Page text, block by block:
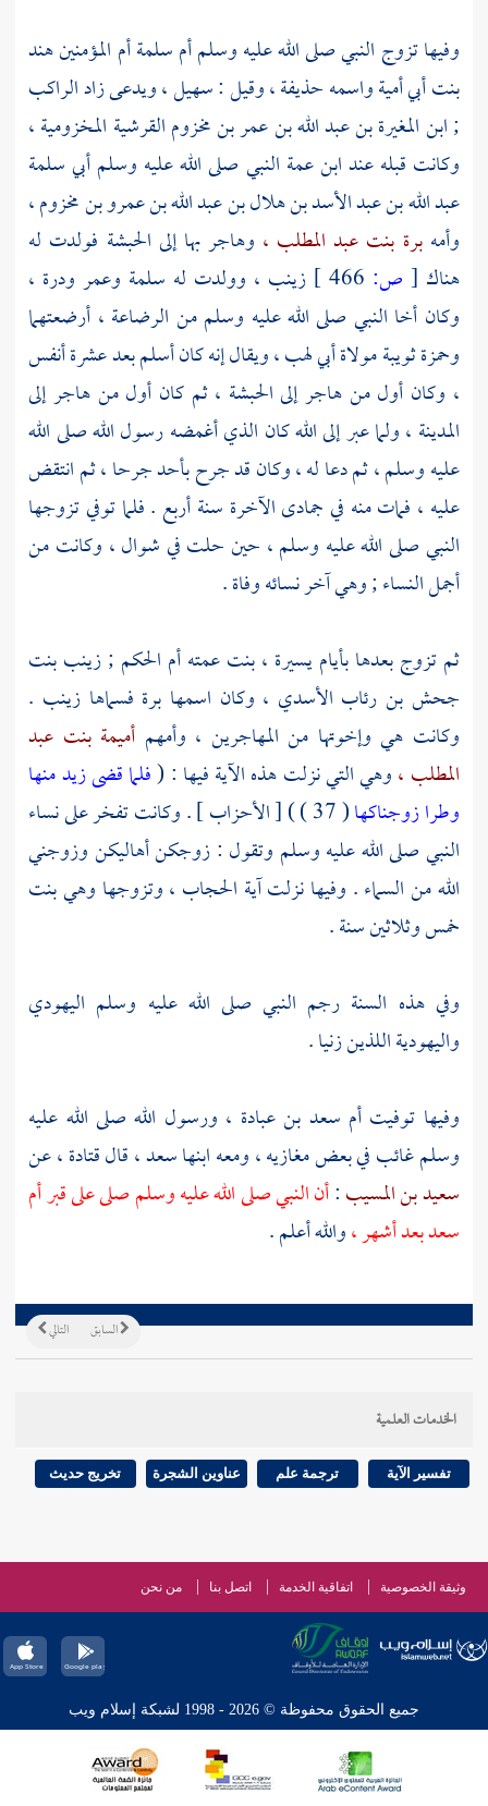
وفيها تزوج النبي صلى الله عليه وسلمأم سلمة أم المؤمنين هند
بنت أبي أمية واسمه حذيفة ، وقيل : سهيل ، ويدعى زاد الراكب
; ابن المغيرة بن عبد الله بن عمر بن مخزوم القرشية المخزومية ،
وكانت قبله عند ابن عمة النبي صلى الله عليه وسلمأبي سلمة
عبد الله بن عبد الأسد بن هلال بن عبد الله بن عمرو بن مخزوم ،
وأمهبرة بنت عبد المطلب ، وهاجر بها إلى الحبشة فولدت له
هناك [ ص: زينب ، وولدت له سلمة وعمر ودرة ،
وكان أخا النبي صلى الله عليه وسلم من الرضاعة ، أرضعتهما
وحمزةثويبة مولاة أبي لهب ،ويقال إنه كان أسلم بعد عشرة أنفس
، وكان أول من هاجر إلىالحبشة ،ثم كان أول من هاجر إلى
المدينة ،ولما عبر إلى الله كان الذي أغمضه رسول الله صلى الله
عليه وسلم ، ثم دعا له ، وكان قد جرحبأحدجرحا ، ثم انتقض
عليه ، فمات منه في جمادى الآخرة سنة أربع . فلما توفي تزوجها
النبي صلى الله عليه وسلم ، حين حلت في شوال ، وكانت من
أجمل النساء ; وهي آخر نسائه وفاة .
ثم تزوج بعدها بأيام يسيرة ، بنت عمتهأم الحكم ; زينب بنت
جحش بن رئاب الأسدي ، وكان اسمها برة فسماها زينب .
وكانت هي وإخوتها من المهاجرين ، وأمهم أميمة بنت عبد
المطلب ،وهي التي نزلت هذه الآية فيها : (فلما قضى زيد منها
وطرا زوجناكها
( 37 ) ) [ الأحزاب ] . وكانت تفخر على نساء
النبي صلى الله عليه وسلم وتقول : زوجكن أهاليكن وزوجني
الله من السماء . وفيها نزلت آية الحجاب ، وتزوجها وهي بنت
خمس وثلاثين سنة .
وفي هذه السنة رجم النبي صلى الله عليه وسلم اليهودي
واليهودية اللذين زنيا .
وفيها توفيت أم سعد بن عبادة ، ورسول الله صلى الله عليه
وسلم غائب في بعض مغازيه ، ومعه ابنهاسعد ،قالقتادة ،عن
سعيد بن المسيب:أن النبي صلى الله عليه وسلم صلى على قبرأم
سعدبعد أشهر ،والله أعلم .
التالي السابق
الخدمات العلمية
تفسير الآية ترجمة علم عناوين الشجرة تخريج حديث
وثيقة الخصوصية اتفاقية الخدمة اتصل بنا من نحن
جميع الحقوق محفوظة © 2026 - 1998 لشبكة إسلام ويب